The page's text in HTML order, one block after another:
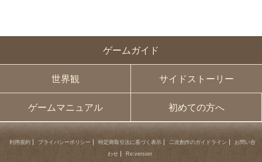
ゲームガイド
世界観 サイドストーリー
ゲームマニュアル 初めての方へ
利用規約 プライバシーポリシー 特定商取引法に基づく表示 二次創作のガイドライン
お問い合
わせ
Re:version